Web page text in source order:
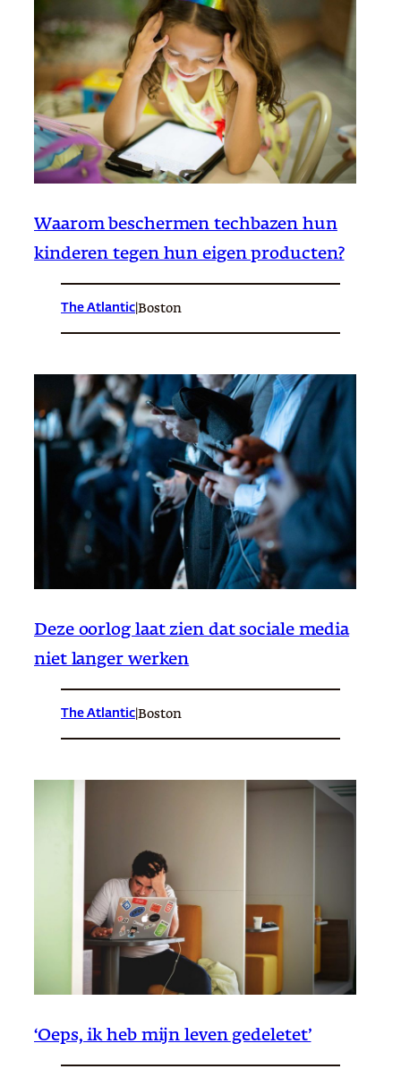
Waarom beschermen techbazen hun
kinderen tegen hun eigen producten?
The Atlantic Boston
Deze oorlog laat zien dat sociale media
niet langer werken
The Atlantic Boston
‘Oeps, ik heb mijn leven gedeletet’